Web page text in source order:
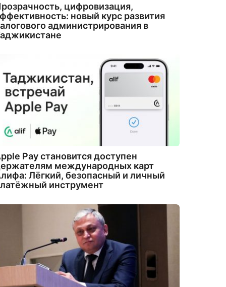
цифровизация,
новый курс развития
администрирования в
Pay становится доступен
международных карт
Лёгкий, безопасный и личный
инструмент